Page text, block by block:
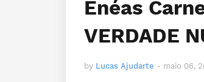
Enéas
VERDADE
by Lucas Ajudarte - maio 06,